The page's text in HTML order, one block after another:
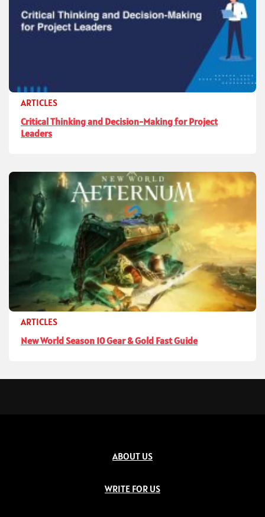
ARTICLES
Critical Thinking and Decision-Making for Project
Leaders
ARTICLES
New World Season 10 Gear & Gold Fast Guide
ABOUT US
WRITE FOR US